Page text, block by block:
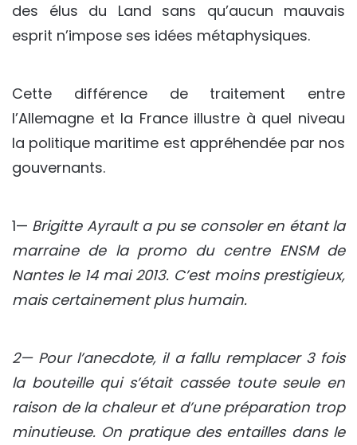
des élus du Land sans qu’aucun mauvais
esprit n’impose ses idées métaphysiques.
Cette différence de traitement entre
l’Allemagne et la France illustre à quel niveau
la politique maritime est appréhendée par nos
gouvernants.
1— Brigitte Ayrault a pu se consoler en étant la
marraine de la promo du centre ENSM de
Nantes le 14 mai 2013. C’est moins prestigieux,
mais certainement plus humain.
2— Pour l’anecdote, il a fallu remplacer 3 fois
la bouteille qui s’était cassée toute seule en
raison de la chaleur et d’une préparation trop
minutieuse. On pratique des entailles dans le